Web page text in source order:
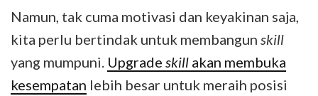
Namun, tak cuma motivasi dan keyakinan saja,
kita perlu bertindak untuk membangun skill
yang mumpuni. Upgrade skill akan membuka
kesempatan lebih besar untuk meraih posisi